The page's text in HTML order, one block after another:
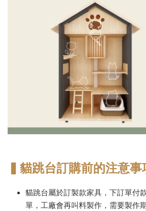
▍貓跳台訂購前的注意事
貓跳台屬於訂製款家具，下訂單付
單，工廠會再叫料製作，需要製作